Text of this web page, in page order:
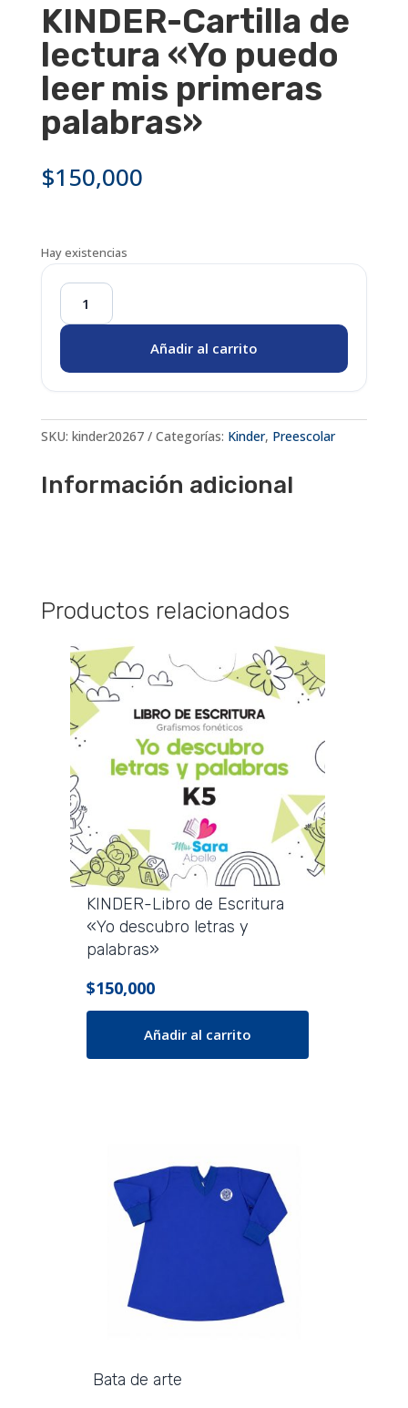
KINDER-Cartilla de
lectura «Yo puedo
leer mis primeras
palabras»
$150,000
Hay existencias
KINDER-
lectura
"Yo
puedo
leer
primeras
Añadir al carrito
SKU: kinder20267 Categorías: Kinder, Preescolar
Información adicional
Productos relacionados
KINDER-Libro de Escritura
«Yo descubro letras y
palabras»
$150,000
Añadir al carrito
Bata de arte